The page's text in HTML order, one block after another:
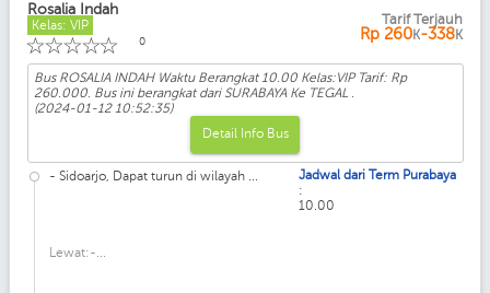
Rosalia Indah
Kelas: VIP
☆
☆
☆
☆
☆ 0
Tarif Terjauh
Rp 260K-338K
Bus ROSALIA INDAH Waktu Berangkat 10.00 Kelas:VIP Tarif: Rp
260.000. Bus ini berangkat dari SURABAYA Ke TEGAL .
(2024-01-12 10:52:35)
Detail Info Bus
- Sidoarjo, Dapat turun di wilayah ...
Lewat:-...
Jadwal dari Term Purabaya
:
10.00